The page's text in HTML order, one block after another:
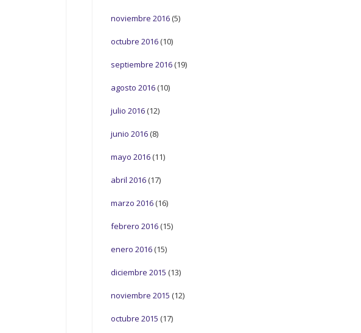
noviembre 2016 (5)
octubre 2016 (10)
septiembre 2016 (19)
agosto 2016 (10)
julio 2016 (12)
junio 2016 (8)
mayo 2016 (11)
abril 2016 (17)
marzo 2016 (16)
febrero 2016 (15)
enero 2016 (15)
diciembre 2015 (13)
noviembre 2015 (12)
octubre 2015 (17)